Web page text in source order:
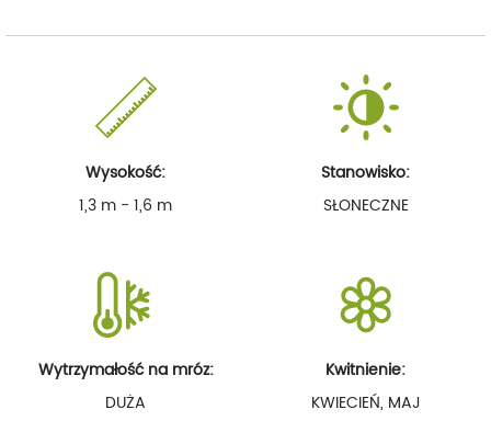
Wysokość:
1,3 m - 1,6 m
Stanowisko:
SŁONECZNE
Wytrzymałość na mróz:
DUŻA
Kwitnienie:
KWIECIEŃ, MAJ